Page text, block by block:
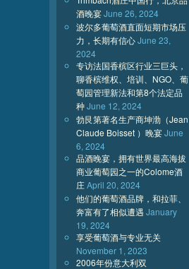
酒晚宴June 26, 2024
波尔多葡萄酒直面短期市场压
力，长期有信心June 23,
2024
专访法国香槟区行业三巨头，
聊香槟维权、培训、NGO、葡
萄园管理新法和第8个法定品
种June 12, 2024
勃艮第著名生产商坤渤（Jean
Claude Boisset ）晚宴June
6, 2024
品酒晚宴，拥有世界最高海拔
商业葡萄园之一的Colome酒
庄April 20, 2024
他们的葡萄酒品牌，和拉菲、
奔富有了相似遭遇 January
19, 2024
享受葡萄酒与专业无关
November 1, 2023
2006年份意大利双